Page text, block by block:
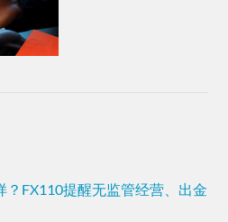
FX110提醒无监管经营、出金